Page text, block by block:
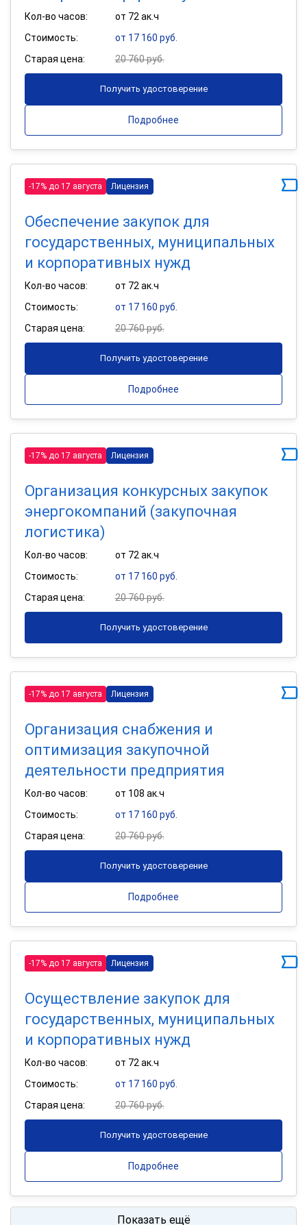
Кол-во часов:
от 72 ак.ч
Стоимость:
от 17 160 руб.
Старая цена:
20 760 руб.
Получить удостоверение
Подробнее
-17% до 17 августа Лицензия
Обеспечение закупок для
государственных, муниципальных
и корпоративных нужд
Кол-во часов:
от 72 ак.ч
Стоимость:
от 17 160 руб.
Старая цена:
20 760 руб.
Получить удостоверение
Подробнее
-17% до 17 августа Лицензия
Организация конкурсных закупок
энергокомпаний (закупочная
логистика)
Кол-во часов:
от 72 ак.ч
Стоимость:
от 17 160 руб.
Старая цена:
20 760 руб.
Получить удостоверение
-17% до 17 августа Лицензия
Организация снабжения и
оптимизация закупочной
деятельности предприятия
Кол-во часов:
от 108 ак.ч
Стоимость:
от 17 160 руб.
Старая цена:
20 760 руб.
Получить удостоверение
Подробнее
-17% до 17 августа Лицензия
Осуществление закупок для
государственных, муниципальных
и корпоративных нужд
Кол-во часов:
от 72 ак.ч
Стоимость:
от 17 160 руб.
Старая цена:
20 760 руб.
Получить удостоверение
Подробнее
Показать ещё